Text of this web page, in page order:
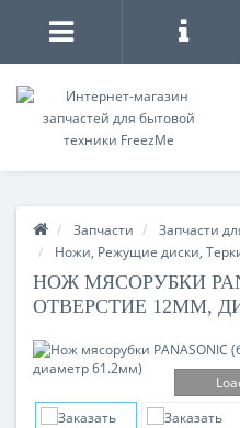
Запчасти
Запчасти
Ножи, Режущие диски,
НОЖ МЯСОРУБКИ
ОТВЕРСТИЕ 12ММ,